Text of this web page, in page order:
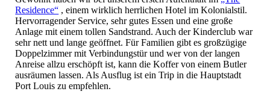
Residence“ , einem wirklich herrlichen Hotel im Kolonialstil.
Hervorragender Service, sehr gutes Essen und eine große
Anlage mit einem tollen Sandstrand. Auch der Kinderclub war
sehr nett und lange geöffnet. Für Familien gibt es großzügige
Doppelzimmer mit Verbindungstür und wer von der langen
Anreise allzu erschöpft ist, kann die Koffer von einem Butler
ausräumen lassen. Als Ausflug ist ein Trip in die Hauptstadt
Port Louis zu empfehlen.